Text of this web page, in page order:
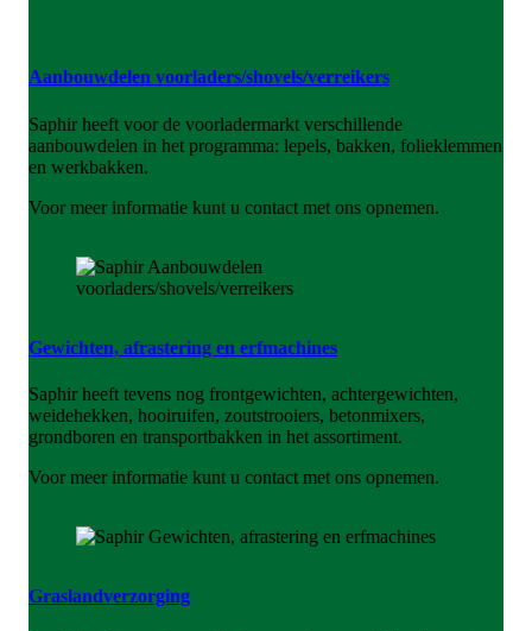
Aanbouwdelen voorladers/shovels/verreikers
Saphir heeft voor de voorladermarkt verschillende
aanbouwdelen in het programma: lepels, bakken, folieklemmen
en werkbakken.
Voor meer informatie kunt u contact met ons opnemen.
Gewichten, afrastering en erfmachines
Saphir heeft tevens nog frontgewichten, achtergewichten,
weidehekken, hooiruifen, zoutstrooiers, betonmixers,
grondboren en transportbakken in het assortiment.
Voor meer informatie kunt u contact met ons opnemen.
Graslandverzorging